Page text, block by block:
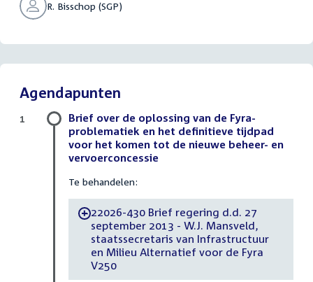
R. Bisschop (SGP)
Agendapunten
Brief over de oplossing van de Fyra-
problematiek en het definitieve tijdpad
voor het komen tot de nieuwe beheer- en
vervoerconcessie
Te behandelen:
-22026-430 Brief regering d.d. 27
september 2013 - W.J. Mansveld,
staatssecretaris van Infrastructuur
en Milieu Alternatief voor de Fyra
V250
1